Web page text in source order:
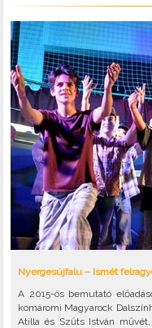
Nyergesújfalu – Ismét
A 2015-ös bemutató
komáromi Magyarock
Atilla és Szűts István